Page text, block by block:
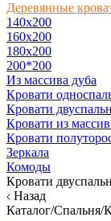
Деревянные
140x200
160х200
180х200
200*200
Из массива дуба
Кровати
Кровати
Кровати из
Кровати
Зеркала
Комоды
Кровати
Назад
Каталог/Спальня/